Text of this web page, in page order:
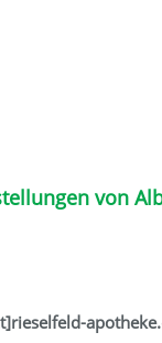
von